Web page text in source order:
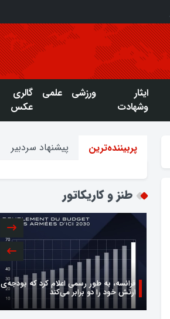
ایثار
وشهادت
ورزشی علمی
گالری
عکس
پربیننده‌ترین پیشنهاد سردبیر
طنز و کاریکاتور
فرانسه، به طور رسمی اعلام کرد که بودجه‌ی
ارتش خود را دو برابر می‌کند